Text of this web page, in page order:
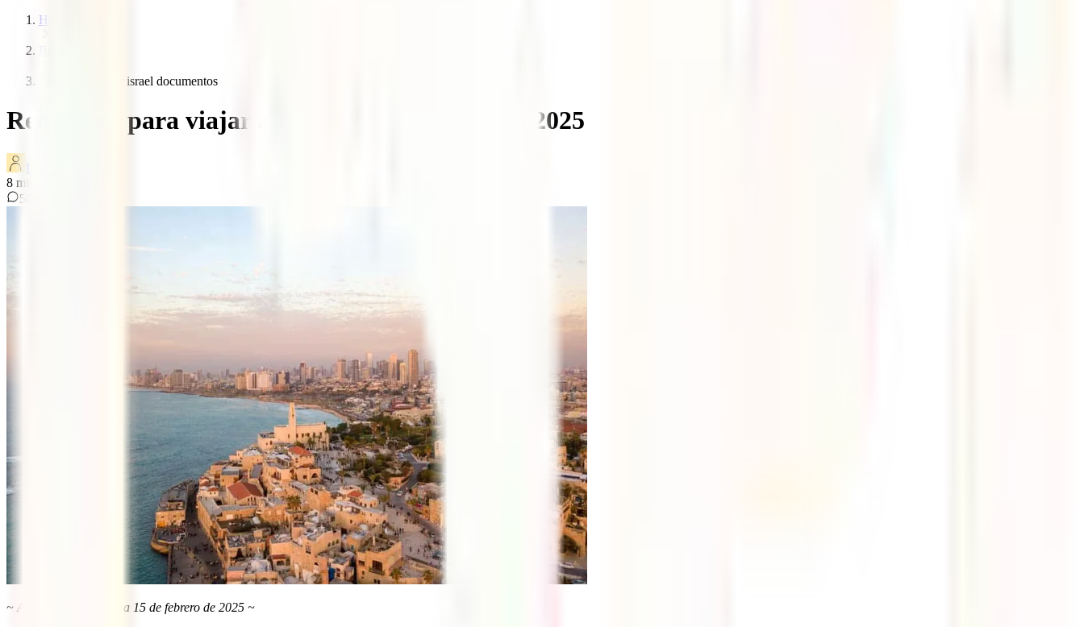
Home
Requisitos viajar israel documentos
Requisitos para viajar a Israel desde España en 2025
8 minutos de lectura
50
~ Artículo actualizado a 15 de febrero de 2025 ~